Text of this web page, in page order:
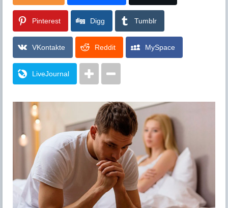
Pinterest Digg Tumblr
VKontakte Reddit MySpace
LiveJournal